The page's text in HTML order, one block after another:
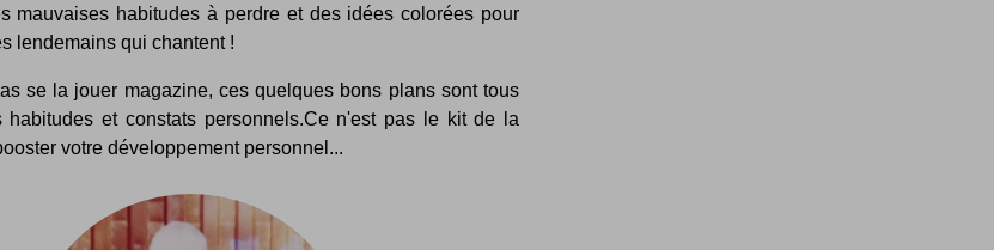
mauvaises habitudes à perdre et des idées colorées pour
lendemains qui chantent !
se la jouer magazine, ces quelques bons plans sont tous
habitudes et constats personnels.Ce n'est pas le kit de la
votre développement personnel...